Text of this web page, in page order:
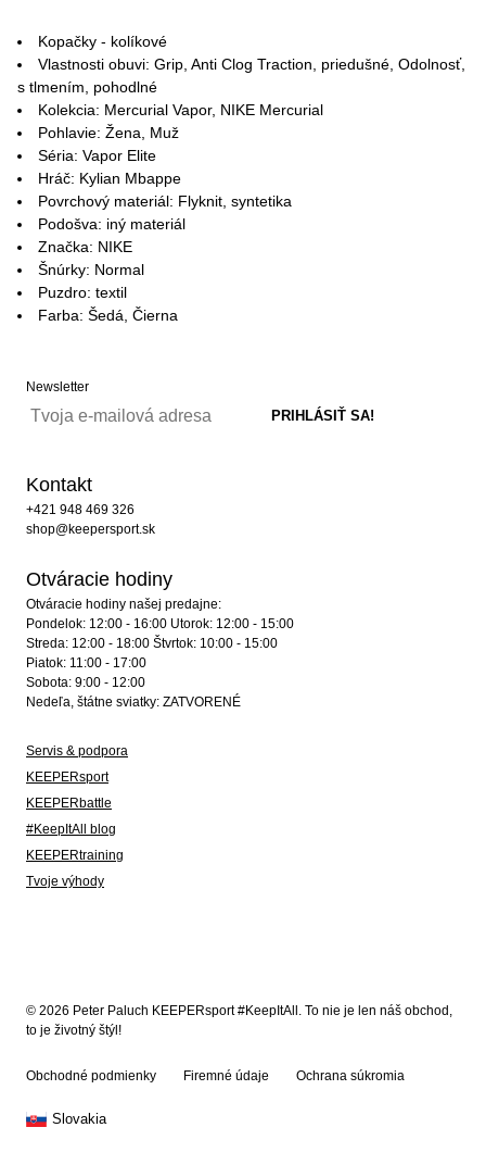
Kopačky - kolíkové
Vlastnosti obuvi: Grip, Anti Clog Traction, priedušné, Odolnosť,
s tlmením, pohodlné
Kolekcia: Mercurial Vapor, NIKE Mercurial
Pohlavie: Žena, Muž
Séria: Vapor Elite
Hráč: Kylian Mbappe
Povrchový materiál: Flyknit, syntetika
Podošva: iný materiál
Značka: NIKE
Šnúrky: Normal
Puzdro: textil
Farba: Šedá, Čierna
Newsletter
Kontakt
+421 948 469 326
shop@keepersport.sk
Otváracie hodiny
Otváracie hodiny našej predajne:
Pondelok: 12:00 - 16:00 Utorok: 12:00 - 15:00
Streda: 12:00 - 18:00 Štvrtok: 10:00 - 15:00
Piatok: 11:00 - 17:00
Sobota: 9:00 - 12:00
Nedeľa, štátne sviatky: ZATVORENÉ
Servis & podpora
KEEPERsport
KEEPERbattle
#KeepItAll blog
KEEPERtraining
Tvoje výhody
© 2026 Peter Paluch KEEPERsport #KeepItAll. To nie je len náš obchod,
to je životný štýl!
Obchodné podmienky Firemné údaje Ochrana súkromia
Slovakia